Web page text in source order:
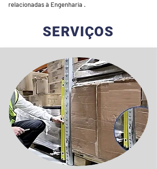
relacionadas à Engenharia .
SERVIÇOS